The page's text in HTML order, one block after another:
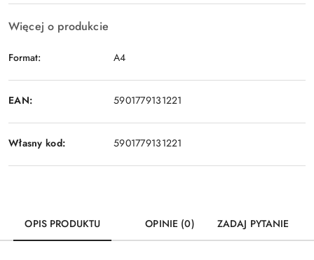
Więcej o produkcie
Format: A4
EAN: 5901779131221
Własny kod: 5901779131221
OPIS PRODUKTU OPINIE (0) ZADAJ PYTANIE